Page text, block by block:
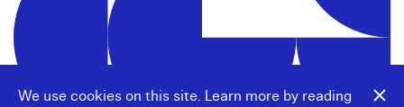
We use cookies on this site. Learn more by reading